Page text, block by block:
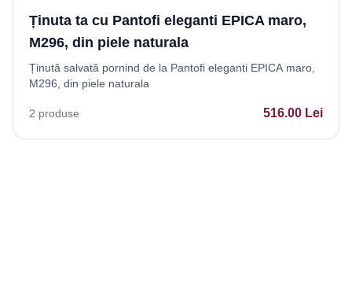
Ținuta ta cu Pantofi eleganti EPICA maro,
M296, din piele naturala
Ținută salvată pornind de la Pantofi eleganti EPICA maro,
M296, din piele naturala
2 produse 516.00 Lei